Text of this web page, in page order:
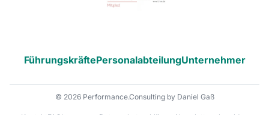
FührungskräftePersonalabteilungUnternehmer
© 2026 Performance.Consulting by Daniel Gaß